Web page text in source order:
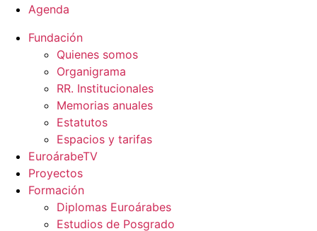
Agenda
Fundación
Quienes somos
Organigrama
RR. Institucionales
Memorias anuales
Estatutos
Espacios y tarifas
EuroárabeTV
Proyectos
Formación
Diplomas Euroárabes
Estudios de Posgrado